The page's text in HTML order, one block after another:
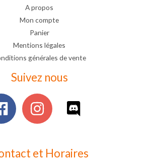
A propos
Mon compte
Panier
Mentions légales
générales de vente
Suivez nous
et Horaires